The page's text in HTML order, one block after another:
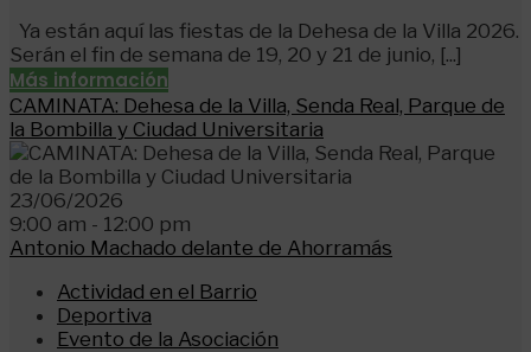
Ya están aquí las fiestas de la Dehesa de la Villa 2026.
Serán el fin de semana de 19, 20 y 21 de junio, [...]
Más información
CAMINATA: Dehesa de la Villa, Senda Real, Parque de
la Bombilla y Ciudad Universitaria
23/06/2026
9:00 am - 12:00 pm
Antonio Machado delante de Ahorramás
Actividad en el Barrio
Deportiva
Evento de la Asociación